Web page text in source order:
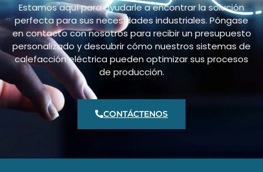
Estamos aquí para ayudarle a encontrar la solución
perfecta para sus necesidades industriales. Póngase
en contacto con nosotros para recibir un presupuesto
personalizado y descubrir cómo nuestros sistemas de
calefacción eléctrica pueden optimizar sus procesos
de producción.
CONTÁCTENOS